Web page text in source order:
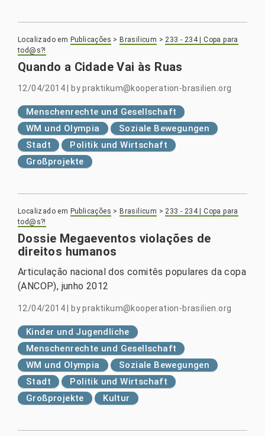
Localizado em Publicações >Brasilicum > 233 - 234 | Copa para
tod@s?!
Quando a Cidade Vai às Ruas
12/04/2014 bypraktikum@kooperation-brasilien.org
Menschenrechte und Gesellschaft
WM und Olympia
Soziale Bewegungen
Stadt
Politik und Wirtschaft
Großprojekte
Localizado em Publicações >Brasilicum > 233 - 234 | Copa para
tod@s?!
Dossie Megaeventos violações de
direitos humanos
Articulação nacional dos comitês populares da copa
(ANCOP), junho 2012
12/04/2014 bypraktikum@kooperation-brasilien.org
Kinder und Jugendliche
Menschenrechte und Gesellschaft
WM und Olympia
Soziale Bewegungen
Stadt
Politik und Wirtschaft
Großprojekte
Kultur